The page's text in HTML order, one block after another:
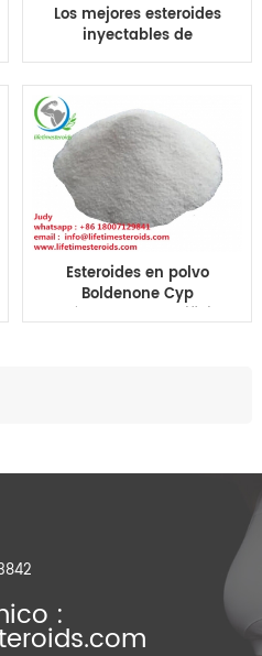
Los mejores esteroides
inyectables de
Boldenone Cyp de las
anabólicas de CAS
106505-90-2
Esteroides en polvo
Boldenone Cyp
músculo legal edificio
: